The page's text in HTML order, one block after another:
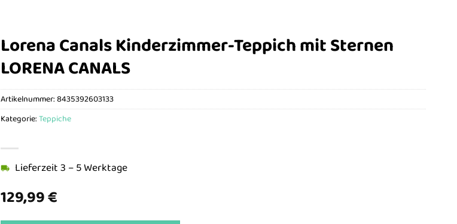
Lorena Canals Kinderzimmer-Teppich mit Sternen
LORENA CANALS
129,99€
Lieferzeit 3 – 5 Werktage
Artikelnummer:8435392603133
Kategorie:Teppiche